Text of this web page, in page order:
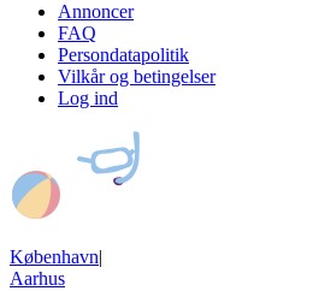
Annoncer
FAQ
Persondatapolitik
Vilkår og betingelser
Log ind
København|
Aarhus